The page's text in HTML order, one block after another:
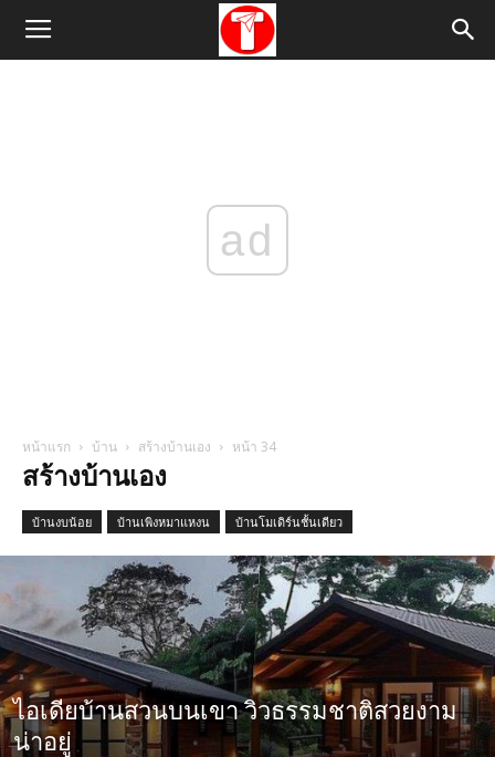
ad
หน้าแรก บ้าน สร้างบ้านเอง หน้า 34
สร้างบ้านเอง
บ้านงบน้อย บ้านเพิงหมาแหงน บ้านโมเดิร์นชั้นเดียว
ไอเดียบ้านสวนบนเขา วิวธรรมชาติสวยงาม
น่าอยู่